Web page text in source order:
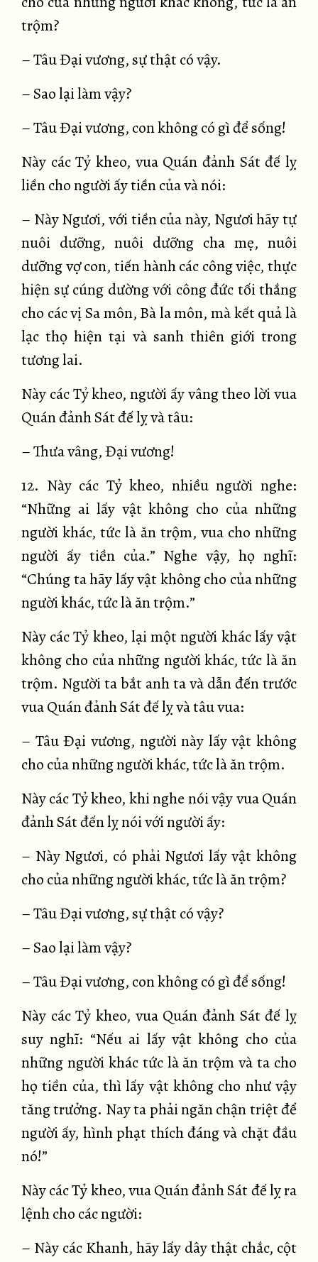
trộm?
– Tâu Đại vương, sự thật có vậy.
– Sao lại làm vậy?
– Tâu Đại vương, con không có gì để sống!
Này các Tỷ kheo, vua Quán đảnh Sát đế lỵ
liền cho người ấy tiền của và nói:
– Này Ngươi, với tiền của này, Ngươi hãy tự
nuôi dưỡng, nuôi dưỡng cha mẹ, nuôi
dưỡng vợ con, tiến hành các công việc, thực
hiện sự cúng dường với công đức tối thắng
cho các vị Sa môn, Bà la môn, mà kết quả là
lạc thọ hiện tại và sanh thiên giới trong
tương lai.
Này các Tỷ kheo, người ấy vâng theo lời vua
Quán đảnh Sát đế lỵ và tâu:
– Thưa vâng, Đại vương!
12. Này các Tỷ kheo, nhiều người nghe:
“Những ai lấy vật không cho của những
người khác, tức là ăn trộm, vua cho những
người ấy tiền của.” Nghe vậy, họ nghĩ:
“Chúng ta hãy lấy vật không cho của những
người khác, tức là ăn trộm.”
Này các Tỷ kheo, lại một người khác lấy vật
không cho của những người khác, tức là ăn
trộm. Người ta bắt anh ta và dẫn đến trước
vua Quán đảnh Sát đế lỵ và tâu vua:
– Tâu Đại vương, người này lấy vật không
cho của những người khác, tức là ăn trộm.
Này các Tỷ kheo, khi nghe nói vậy vua Quán
đảnh Sát đến lỵ nói với người ấy:
– Này Ngươi, có phải Ngươi lấy vật không
cho của những người khác, tức là ăn trộm?
– Tâu Đại vương, sự thật có vậy?
– Sao lại làm vậy?
– Tâu Đại vương, con không có gì để sống!
Này các Tỷ kheo, vua Quán đảnh Sát đế lỵ
suy nghĩ: “Nếu ai lấy vật không cho của
những người khác tức là ăn trộm và ta cho
họ tiền của, thì lấy vật không cho như vậy
tăng trưởng. Nay ta phải ngăn chận triệt để
người ấy, hình phạt thích đáng và chặt đầu
nó!”
Này các Tỷ kheo, vua Quán đảnh Sát đế lỵ ra
lệnh cho các người:
– Này các Khanh, hãy lấy dây thật chắc, cột